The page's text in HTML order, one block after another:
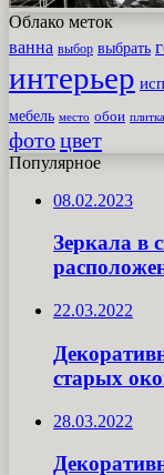
Облако меток
ванна выбор выбрать
интерьер
мебель место обои плитка
фотоцвет
Популярное
08.02.2023
Зеркала в
22.03.2022
старых
28.03.2022